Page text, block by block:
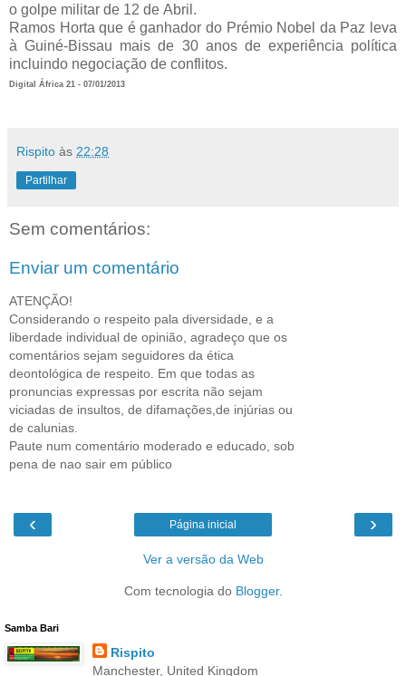
o golpe militar de 12 de Abril.
Ramos Horta que é ganhador do Prémio Nobel da Paz leva
à Guiné-Bissau mais de 30 anos de experiência política
incluindo negociação de conflitos.
Digital África 21 - 07/01/2013
Rispito às 22:28
Partilhar
Sem comentários:
Enviar um comentário
ATENÇÃO!
Considerando o respeito pala diversidade, e a
liberdade individual de opinião, agradeço que os
comentários sejam seguidores da ética
deontológica de respeito. Em que todas as
pronuncias expressas por escrita não sejam
viciadas de insultos, de difamações,de injúrias ou
de calunias.
Paute num comentário moderado e educado, sob
pena de nao sair em público
‹ ›
Página inicial
Ver a versão da Web
Com tecnologia do Blogger.
Samba Bari
Rispito
Manchester, United Kingdom